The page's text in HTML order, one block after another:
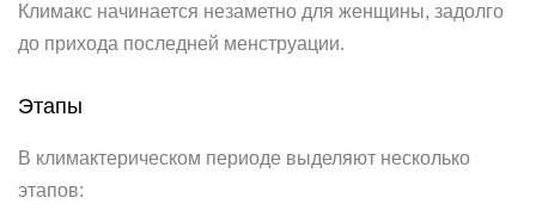
Климакс начинается незаметно для женщины, задолго
до прихода последней менструации.
Этапы
В климактерическом периоде выделяют несколько
этапов: